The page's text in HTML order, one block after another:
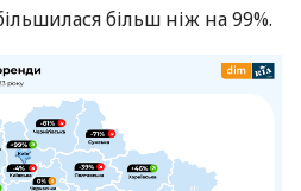
більш ніж на 99%.